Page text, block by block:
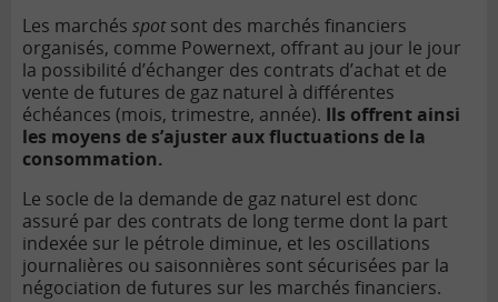
Les marchés spotsont des marchés financiers
organisés, comme Powernext, offrant au jour le jour
la possibilité d’échanger des contrats d’achat et de
vente de futures de gaz naturel à différentes
échéances (mois, trimestre, année). Ils offrent ainsi
les moyens de s’ajuster aux fluctuations de la
consommation.
Le socle de la demande de gaz naturel est donc
assuré par des contrats de long terme dont la part
indexée sur le pétrole diminue, et les oscillations
journalières ou saisonnières sont sécurisées par la
négociation de futures sur les marchés financiers.